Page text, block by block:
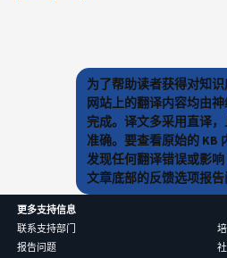
为了帮助读者获得对知
网站上的翻译内容均由
完成。译文多采用直译
准确。要查看原始的 KB
发现任何翻译错误或影
文章底部的反馈选项报告
更多支持信息
联系支持部门
报告问题
培